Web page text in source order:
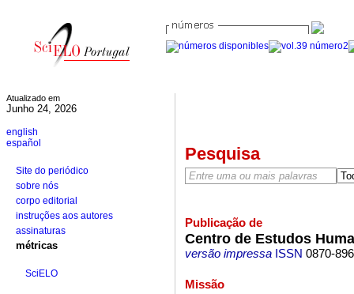
Atualizado em
Junho 24, 2026
english
español
Site do periódico
sobre nós
corpo editorial
instruções aos autores
assinaturas
métricas
SciELO
Pesquisa
Publicação de
Centro de Estudos
versão impressaISSN 0870-
Missão